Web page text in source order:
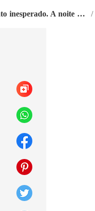
Casamento inesperado. A noite que mudou minha vida /